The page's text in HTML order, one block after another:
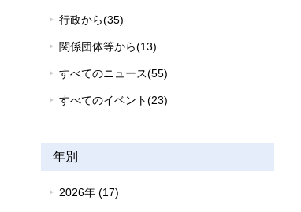
行政から(35)
関係団体等から(13)
すべてのニュース(55)
すべてのイベント(23)
年別
2026年 (17)